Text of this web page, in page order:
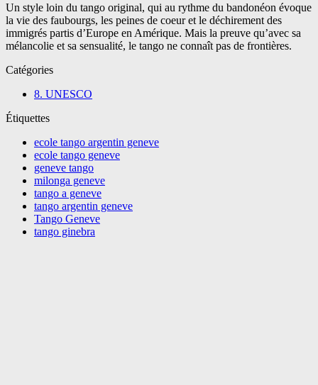
Un style loin du tango original, qui au rythme du bandonéon évoque
la vie des faubourgs, les peines de coeur et le déchirement des
immigrés partis d’Europe en Amérique. Mais la preuve qu’avec sa
mélancolie et sa sensualité, le tango ne connaît pas de frontières.
Catégories
8. UNESCO
Étiquettes
ecole tango argentin geneve
ecole tango geneve
geneve tango
milonga geneve
tango a geneve
tango argentin geneve
Tango Geneve
tango ginebra